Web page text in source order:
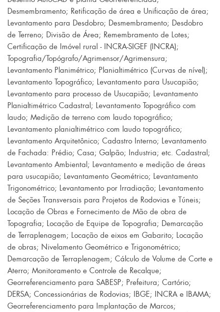
Desmembramento; Retificação de área e Unificação de área;
Levantamento para Desdobro; Desmembramento; Desdobro
de Terreno; Divisão de Área; Remembramento de Lotes;
Certificação de Imóvel rural - INCRA-SIGEF (INCRA);
Topografia/Topógrafo/Agrimensor/Agrimensura;
Levantamento Planimétrico; Planialtimétrico (Curvas de nível);
Levantamento Topográfico; Levantamento para Usucapião;
Levantamento para processo de Usucapião; Levantamento
Planialtimétrico Cadastral; Levantamento Topográfico com
laudo; Medição de terreno com laudo topográfico;
Levantamento planialtimétrico com laudo topográfico;
Levantamento Arquitetônico; Cadastro Interno; Levantamento
de Fachada: Prédio; Casa; Galpão; Industria; etc. Cadastral;
Levantamento Ambiental; Levantamento e medição de áreas
para usucapião; Levantamento Geométrico; Levantamento
Trigonométrico; Levantamento por Irradiação; Levantamento
de Seções Transversais para Projetos de Rodovias e Túneis;
Locação de Obras e Fornecimento de Mão de obra de
Topografia; Locação de Equipe de Topografia; Demarcação
de Terraplenagem; Locação de eixos em Gabarito; Locação
de obras; Nivelamento Geométrico e Trigonométrico;
Demarcação de Terraplenagem; Cálculo de Volume de Corte e
Aterro; Monitoramento e Controle de Recalque;
Georreferenciamento para SABESP; Prefeitura; Cartório;
DERSA; Concessionárias de Rodovias; IBGE; INCRA e IBAMA;
Georreferenciamento para Implantação de Marcos;